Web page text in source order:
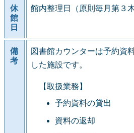
休
館
日
館内整理日（原則毎月第３
備
考
図書館カウンターは予約資
した施設です。
【取扱業務】
予約資料の貸出
資料の返却